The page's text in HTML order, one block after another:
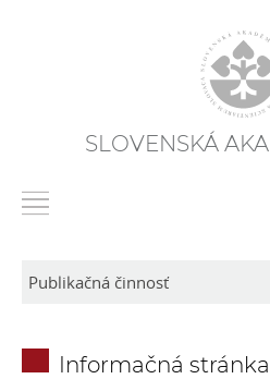
SLOVENSKÁ
Informačná stránka